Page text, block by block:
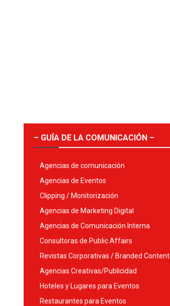
– GUÍA DE LA COMUNICACIÓN –
Agencias de comunicación
Agencias de Eventos
Clipping / Monitorización
Agencias de Marketing Digital
Agencias de Comunicación Interna
Consultoras de Public Affairs
Revistas Corporativas / Branded Content
Agencias Creativas/Publicidad
Hoteles y Lugares para Eventos
Restaurantes para Eventos